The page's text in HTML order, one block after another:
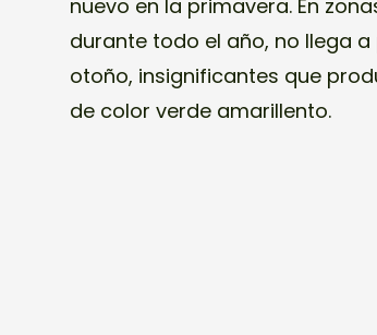
de color verde amarillento.